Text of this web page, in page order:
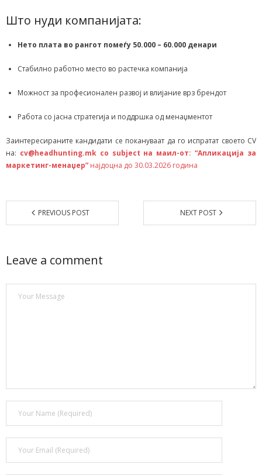
Што нуди компанијата:
Нето плата во рангот помеѓу 50.000 – 60.000 денари
Стабилно работно место во растечка компанија
Можност за професионален развој и влијание врз брендот
Работа со јасна стратегија и поддршка од менаџментот
Заинтересираните кандидати се покануваат да го испратат своето CV
на: cv@headhunting.mk со subject на маил-от: “Апликација за
маркетинг-менаџер” најдоцна до 30.03.2026 година
PREVIOUS POST NEXT POST
Leave a comment